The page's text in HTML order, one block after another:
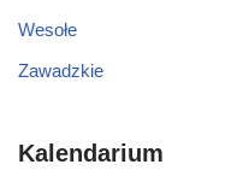
Wesołe
Zawadzkie
Kalendarium